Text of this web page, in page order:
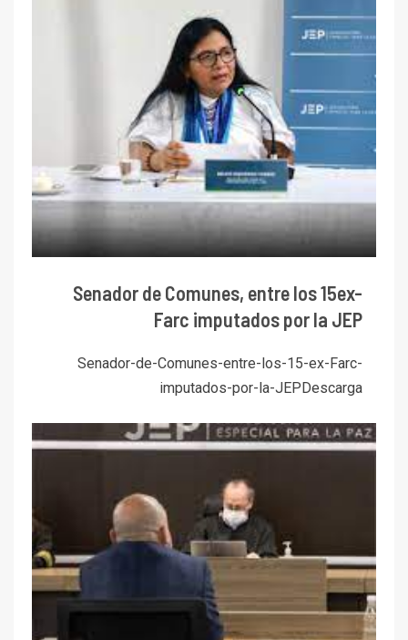
Senador de Comunes, entre los 15ex-
Farc imputados por la JEP
Senador-de-Comunes-entre-los-15-ex-Farc-
imputados-por-la-JEPDescarga